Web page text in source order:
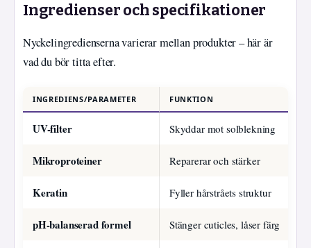
Ingredienser och specifikationer
Nyckelingredienserna varierar mellan produkter – här är
vad du bör titta efter.
INGREDIENS/PARAMETER FUNKTION
UV-filter Skyddar mot solblekning
Mikroproteiner Reparerar och stärker
Keratin Fyller hårstråets struktur
pH-balanserad formel Stänger cuticles, låser färg